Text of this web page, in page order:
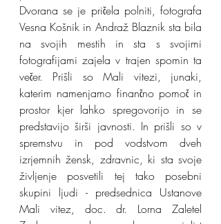
Dvorana se je pričela polniti, fotografa
Vesna Košnik in Andraž Blaznik sta bila
na svojih mestih in sta s svojimi
fotografijami zajela v trajen spomin ta
večer. Prišli so Mali vitezi, junaki,
katerim namenjamo finančno pomoč in
prostor kjer lahko spregovorijo in se
predstavijo širši javnosti. In prišli so v
spremstvu in pod vodstvom dveh
izrjemnih žensk, zdravnic, ki sta svoje
življenje posvetili tej tako posebni
skupini ljudi - predsednica Ustanove
Mali vitez, doc. dr. Lorna Zaletel